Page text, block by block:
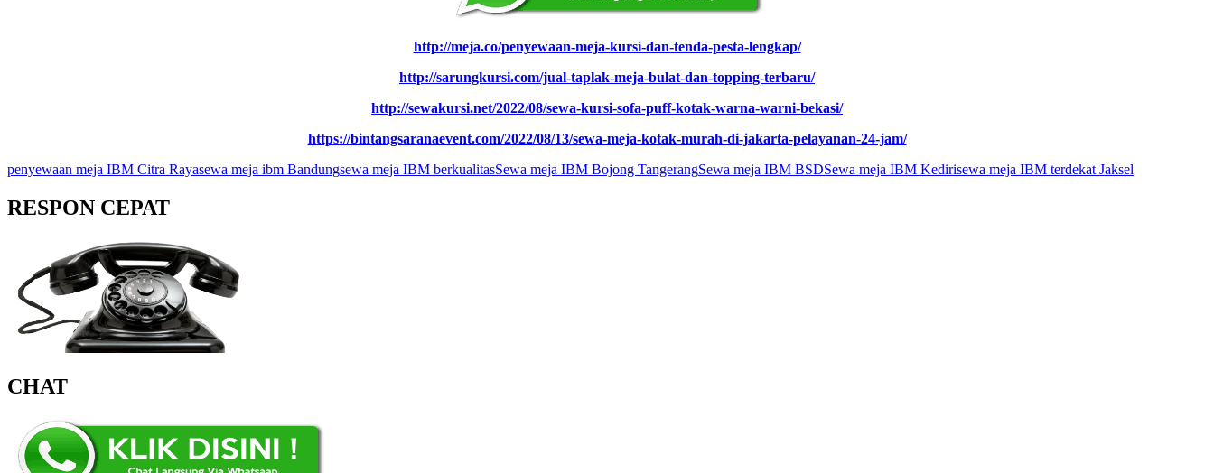
http://meja.co/penyewaan-meja-kursi-dan-tenda-pesta-lengkap/
http://sarungkursi.com/jual-taplak-meja-bulat-dan-topping-terbaru/
http://sewakursi.net/2022/08/sewa-kursi-sofa-puff-kotak-warna-warni-bekasi/
https://bintangsaranaevent.com/2022/08/13/sewa-meja-kotak-murah-di-jakarta-pelayanan-24-jam/
penyewaan meja IBM Citra Rayasewa meja ibm Bandungsewa meja IBM berkualitasSewa meja IBM Bojong TangerangSewa meja IBM BSDSewa meja IBM Kedirisewa meja IBM terdekat Jaksel
RESPON CEPAT
CHAT